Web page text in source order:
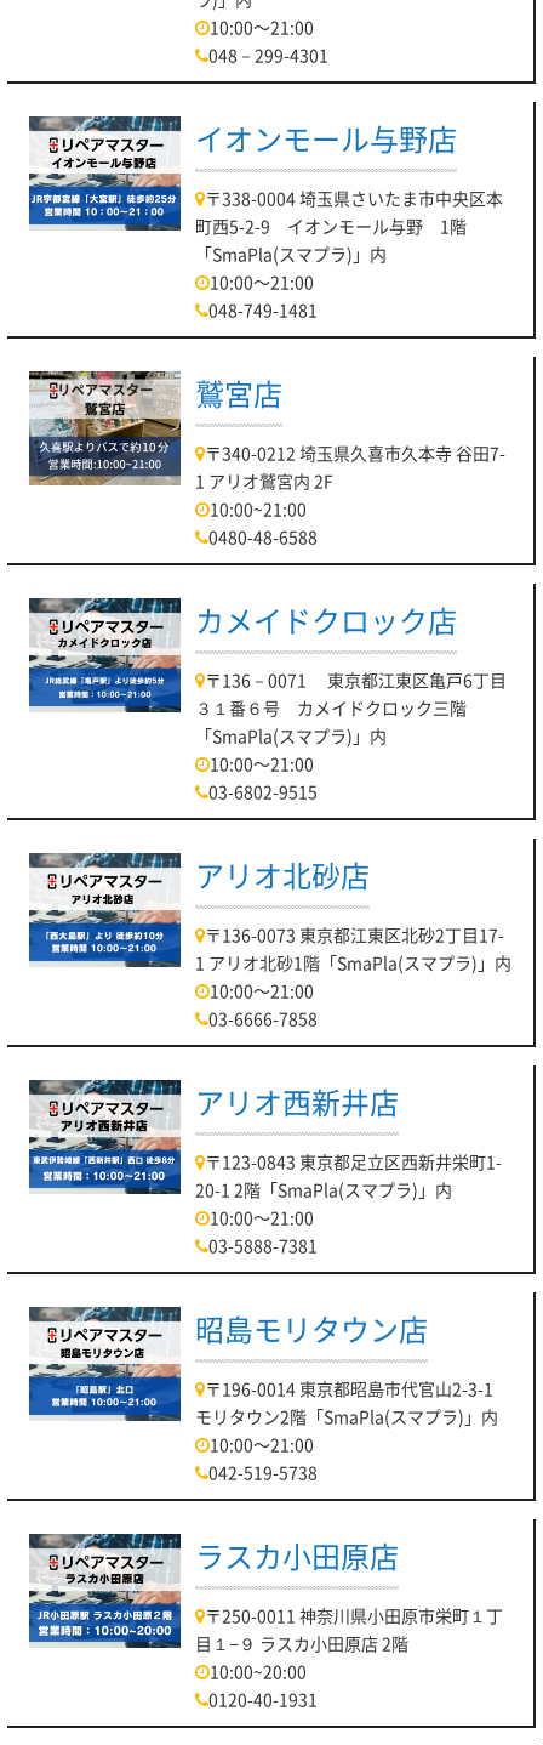
10:00～21:00
048－299-4301
イオンモール与野店
〒338-0004 埼玉県さいたま市中央区本
町西5-2-9 イオンモール与野 1階
「SmaPla(スマプラ)」内
10:00～21:00
048-749-1481
鷲宮店
〒340-0212 埼玉県久喜市久本寺 谷田7-
1 アリオ鷲宮内 2F
10:00~21:00
0480-48-6588
カメイドクロック店
〒136－0071 東京都江東区亀戸6丁目
３１番６号 カメイドクロック三階
「SmaPla(スマプラ)」内
10:00～21:00
03-6802-9515
アリオ北砂店
〒136-0073 東京都江東区北砂2丁目17-
1 アリオ北砂1階「SmaPla(スマプラ)」内
10:00～21:00
03-6666-7858
アリオ西新井店
〒123-0843 東京都足立区西新井栄町1-
20-1 2階「SmaPla(スマプラ)」内
10:00～21:00
03-5888-7381
昭島モリタウン店
〒196-0014 東京都昭島市代官山2-3-1
モリタウン2階「SmaPla(スマプラ)」内
10:00～21:00
042-519-5738
ラスカ小田原店
〒250-0011 神奈川県小田原市栄町１丁
目１−９ ラスカ小田原店 2階
10:00~20:00
0120-40-1931